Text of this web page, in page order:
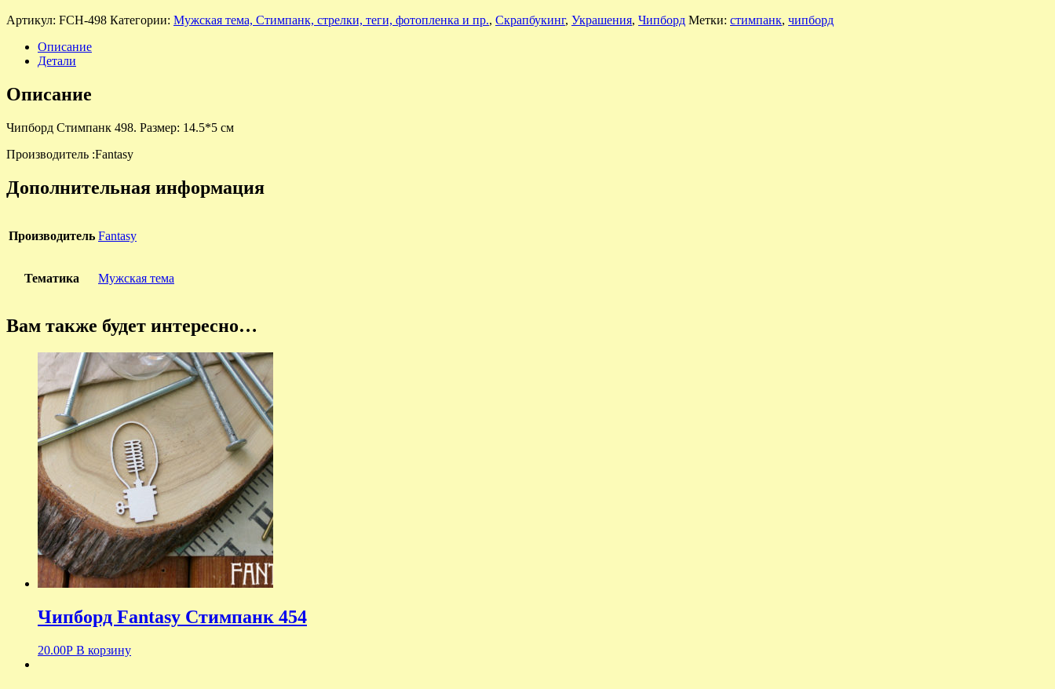
Артикул: FCH-498 Категории: Мужская тема, Стимпанк, стрелки, теги, фотопленка и пр., Скрапбукинг, Украшения, Чипборд Метки: стимпанк, чипборд
Описание
Детали
Описание
Чипборд Стимпанк 498. Размер: 14.5*5 см
Производитель :Fantasy
Дополнительная информация
Производитель Fantasу
Тематика Мужская тема
Вам также будет интересно…
Чипборд Fantasy Стимпанк 454
20.00Р В корзину